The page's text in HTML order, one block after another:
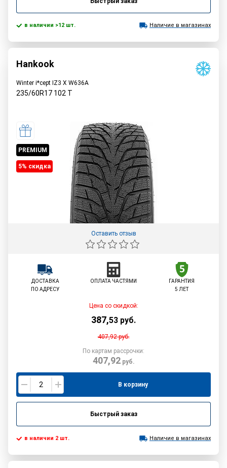
в наличии >12 шт. Наличие в магазинах
Hankook
Winter i*cept IZ3 X W636A
235/60R17 102 T
PREMIUM
5% cкидка
Оставить отзыв
ДОСТАВКА
ПО АДРЕСУ
ОПЛАТА ЧАСТЯМИ
ГАРАНТИЯ
5 ЛЕТ
Цена со скидкой:
387,53 руб.
407,92руб.
По картам рассрочки:
407,92руб.
В корзину
Быстрый заказ
в наличии 2 шт. Наличие в магазинах